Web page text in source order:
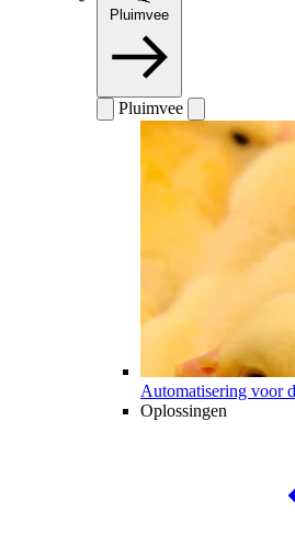
Pluimvee
Pluimvee
Automatisering voor
Oplossingen